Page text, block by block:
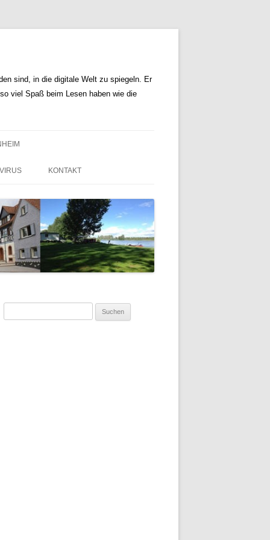
sind, in die digitale Welt zu spiegeln. Er
viel Spaß beim Lesen haben wie die
KONTAKT